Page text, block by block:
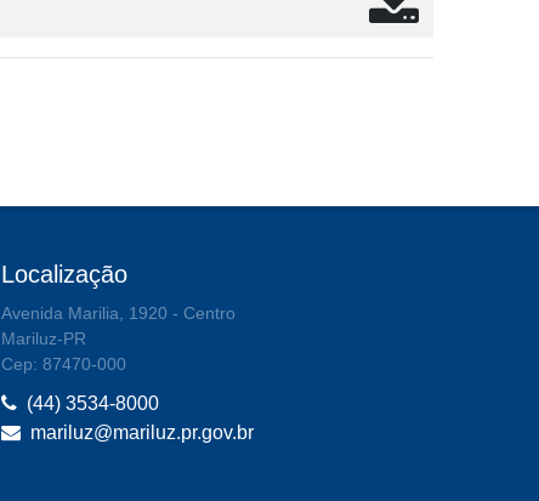
Localização
Avenida Marilia, 1920 - Centro
Mariluz-PR
Cep: 87470-000
(44) 3534-8000
mariluz@mariluz.pr.gov.br